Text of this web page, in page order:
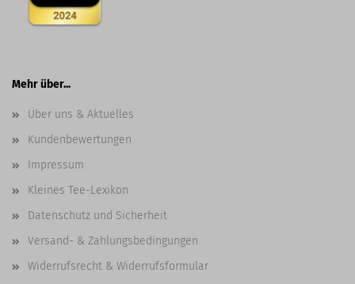
Mehr über...
Über uns & Aktuelles
Kundenbewertungen
Impressum
Kleines Tee-Lexikon
Datenschutz und Sicherheit
Versand- & Zahlungsbedingungen
Widerrufsrecht & Widerrufsformular